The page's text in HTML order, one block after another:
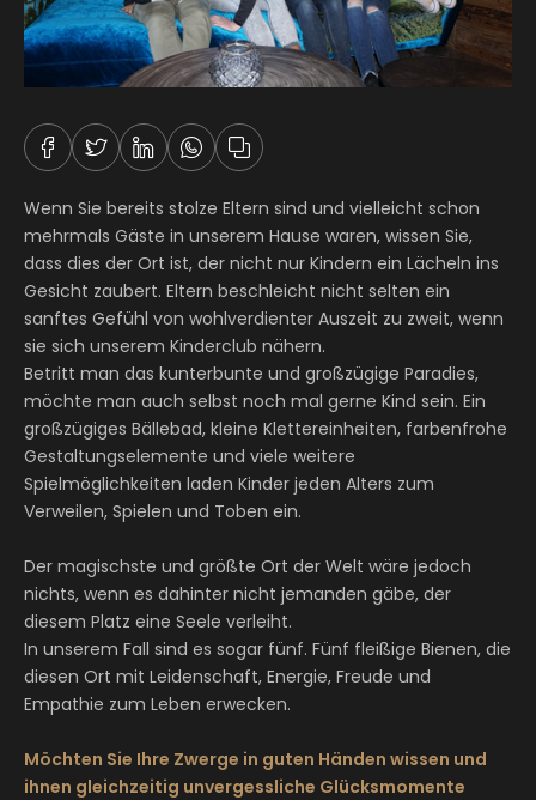
Wenn Sie bereits stolze Eltern sind und vielleicht schon
mehrmals Gäste in unserem Hause waren, wissen Sie,
dass dies der Ort ist, der nicht nur Kindern ein Lächeln ins
Gesicht zaubert. Eltern beschleicht nicht selten ein
sanftes Gefühl von wohlverdienter Auszeit zu zweit, wenn
sie sich unserem Kinderclub nähern.
Betritt man das kunterbunte und großzügige Paradies,
möchte man auch selbst noch mal gerne Kind sein. Ein
großzügiges Bällebad, kleine Klettereinheiten, farbenfrohe
Gestaltungselemente und viele weitere
Spielmöglichkeiten laden Kinder jeden Alters zum
Verweilen, Spielen und Toben ein.
Der magischste und größte Ort der Welt wäre jedoch
nichts, wenn es dahinter nicht jemanden gäbe, der
diesem Platz eine Seele verleiht.
In unserem Fall sind es sogar fünf. Fünf fleißige Bienen, die
diesen Ort mit Leidenschaft, Energie, Freude und
Empathie zum Leben erwecken.
Möchten Sie Ihre Zwerge in guten Händen wissen und
ihnen gleichzeitig unvergessliche Glücksmomente
In die Zwischenablage kopiert